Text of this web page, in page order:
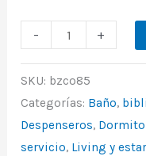
- +
SKU: bzco85
Categorías: Baño,
Despenseros,
servicio, Living y estar